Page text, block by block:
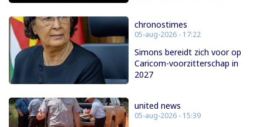
chronostimes
05-aug-2026 - 17:22
Simons bereidt zich voor op
Caricom-voorzitterschap in
2027
united news
05-aug-2026 - 15:39